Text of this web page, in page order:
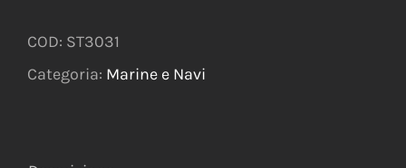
COD: ST3031
Categoria: Marine e Navi